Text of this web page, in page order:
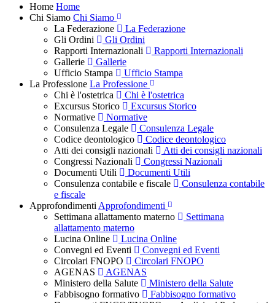
Home Home
Chi Siamo Chi Siamo
La Federazione
La Federazione
Gli Ordini
Gli Ordini
Rapporti Internazionali
Rapporti Internazionali
Gallerie
Gallerie
Ufficio Stampa
Ufficio Stampa
La Professione La Professione
Chi è l'ostetrica
Chi è l'ostetrica
Excursus Storico
Excursus Storico
Normative
Normative
Consulenza Legale
Consulenza Legale
Codice deontologico
Codice deontologico
Atti dei consigli nazionali
Atti dei consigli nazionali
Congressi Nazionali
Congressi Nazionali
Documenti Utili
Documenti Utili
Consulenza contabile e fiscale
Consulenza contabile
e fiscale
Approfondimenti Approfondimenti
Settimana allattamento materno
Settimana
allattamento materno
Lucina Online
Lucina Online
Convegni ed Eventi
Convegni ed Eventi
Circolari FNOPO
Circolari FNOPO
AGENAS
AGENAS
Ministero della Salute
Ministero della Salute
Fabbisogno formativo
Fabbisogno formativo